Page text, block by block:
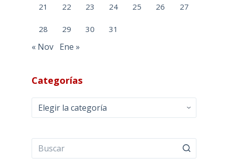
21 22 23 24 25 26 27
28 29 30 31
« Nov Ene »
Categorías
Categorías